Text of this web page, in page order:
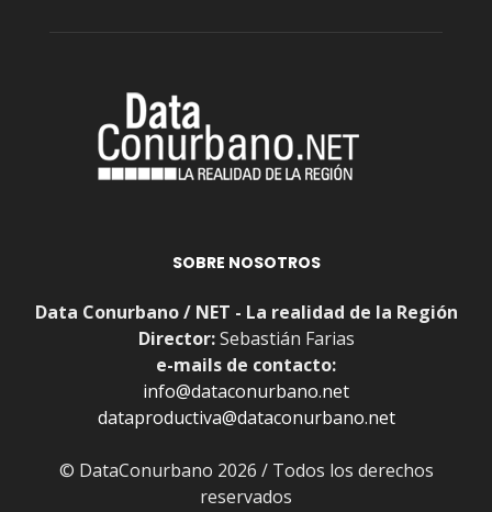
SOBRE NOSOTROS
Data Conurbano / NET - La realidad de la Región
Director:Sebastián Farias
e-mails de contacto:
info@dataconurbano.net
dataproductiva@dataconurbano.net
© DataConurbano 2026 / Todos los derechos
reservados